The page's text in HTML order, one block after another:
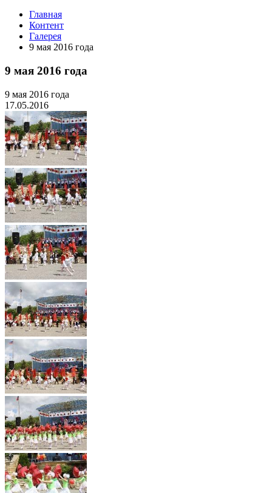
Главная
Контент
Галерея
9 мая 2016 года
9 мая 2016 года
9 мая 2016 года
17.05.2016